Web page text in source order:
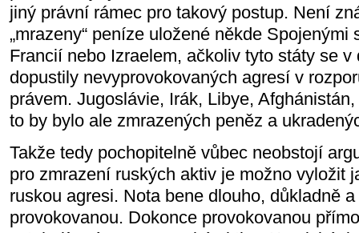
jiný právní rámec pro takový postup. Není
„mrazeny“ peníze uložené někde Spojenými
Francií nebo Izraelem, ačkoliv tyto státy se v
dopustily nevyprovokovaných agresí v
právem. Jugoslávie, Irák, Libye,
to by bylo ale zmrazených peněz a
Takže tedy pochopitelně vůbec neobstojí
pro zmrazení ruských aktiv je možno vyložit
ruskou agresi. Nota bene dlouho, důkladně
provokovanou. Dokonce provokovanou